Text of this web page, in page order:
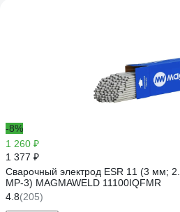
-8%
1 260 ₽
1 377 ₽
Сварочный электрод ESR 11 (3 мм;
МР-3) MAGMAWELD 11100IQFMR
4.8(205)